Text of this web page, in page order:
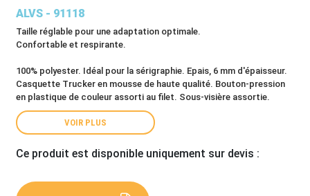
ALVS - 91118
Taille réglable pour une adaptation optimale.
Confortable et respirante.
100% polyester. Idéal pour la sérigraphie. Epais, 6 mm d'épaisseur.
Casquette Trucker en mousse de haute qualité. Bouton-pression
en plastique de couleur assorti au filet. Sous-visière assortie.
VOIR PLUS
Ce produit est disponible uniquement sur devis :